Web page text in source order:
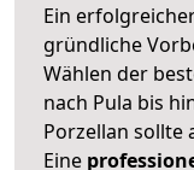
Ein
gründliche
Wählen der
nach Pula bis
Porzellan sollte
Eine